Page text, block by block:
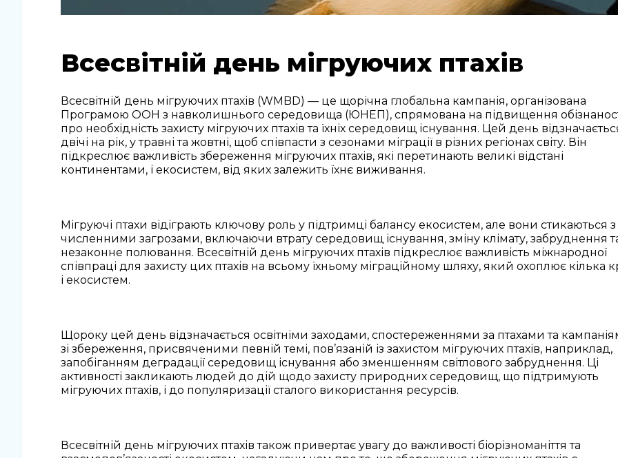
Всесвітній день мігруючих птахів
Всесвітній день мігруючих птахів (WMBD) — це щорічна глобальна кампанія, організована
Програмою ООН з навколишнього середовища (ЮНЕП), спрямована на підвищення
про необхідність захисту мігруючих птахів та їхніх середовищ існування. Цей день
двічі на рік, у травні та жовтні, щоб співпасти з сезонами міграції в різних регіонах світу. Він
підкреслює важливість збереження мігруючих птахів, які перетинають великі відстані
континентами, і екосистем, від яких залежить їхнє виживання.
Мігруючі птахи відіграють ключову роль у підтримці балансу екосистем, але вони стикаються з
численними загрозами, включаючи втрату середовищ існування, зміну клімату, забруднення
незаконне полювання. Всесвітній день мігруючих птахів підкреслює важливість міжнародної
співпраці для захисту цих птахів на всьому їхньому міграційному шляху, який охоплює кілька
і екосистем.
Щороку цей день відзначається освітніми заходами, спостереженнями за птахами та
зі збереження, присвяченими певній темі, пов’язаній із захистом мігруючих птахів, наприклад,
запобіганням деградації середовищ існування або зменшенням світлового забруднення. Ці
активності закликають людей до дій щодо захисту природних середовищ, що підтримують
мігруючих птахів, і до популяризації сталого використання ресурсів.
Всесвітній день мігруючих птахів також привертає увагу до важливості біорізноманіття та